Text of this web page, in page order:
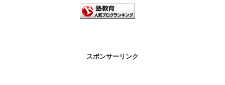
スポンサーリンク